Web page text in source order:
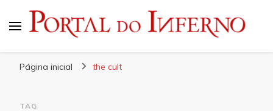
Página inicial the cult
TAG